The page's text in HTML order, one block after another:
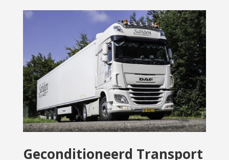
Geconditioneerd Transport